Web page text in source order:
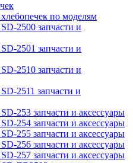
по моделям
2500 запчасти и
2501 запчасти и
2510 запчасти и
2511 запчасти и
253 запчасти и аксессуары
254 запчасти и аксессуары
255 запчасти и аксессуары
256 запчасти и аксессуары
257 запчасти и аксессуары